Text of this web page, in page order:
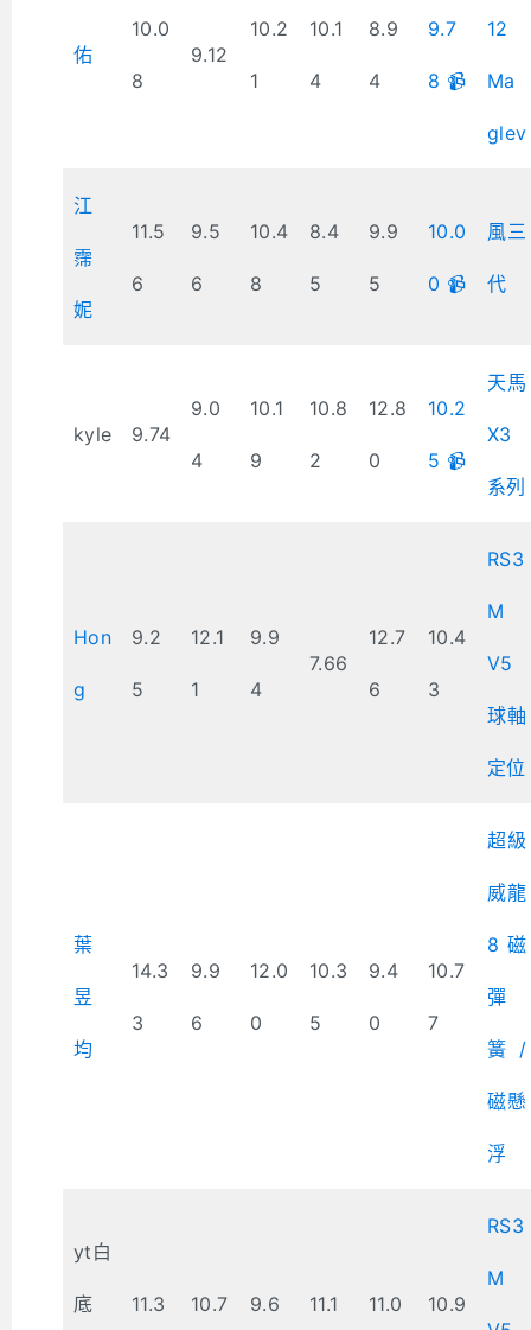
佑
10.0
8
9.12
10.2
1
10.1
4
8.9
4
9.7
8 📹
12
Ma
glev
江
霈
妮
11.5
6
9.5
6
10.4
8
8.4
5
9.9
5
10.0
0 📹
風三
代
kyle 9.74
9.0
4
10.1
9
10.8
2
12.8
0
10.2
5 📹
天馬
X3
系列
Hon
g
9.2
5
12.1
1
9.9
4
7.66
12.7
6
10.4
3
RS3
M
V5
球軸
定位
葉
昱
均
14.3
3
9.9
6
12.0
0
10.3
5
9.4
0
10.7
7
超級
威龍
8磁
彈
簧/
磁懸
浮
yt白
底 11.3 10.7 9.6 11.1 11.0 10.9
RS3
M